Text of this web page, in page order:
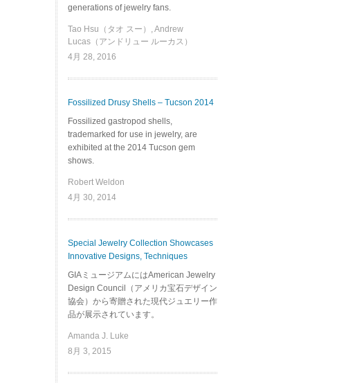
generations of jewelry fans.
Tao Hsu（タオ スー）, Andrew
Lucas（アンドリュー ルーカス）
4月 28, 2016
Fossilized Drusy Shells – Tucson 2014
Fossilized gastropod shells,
trademarked for use in jewelry, are
exhibited at the 2014 Tucson gem
shows.
Robert Weldon
4月 30, 2014
Special Jewelry Collection Showcases
Innovative Designs, Techniques
GIAミュージアムにはAmerican Jewelry
Design Council（アメリカ宝石デザイン
協会）から寄贈された現代ジュエリー作
品が展示されています。
Amanda J. Luke
8月 3, 2015